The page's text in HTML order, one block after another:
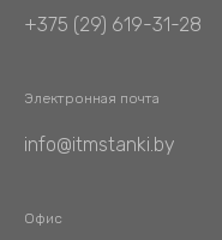
+375 (29) 619-31-28
Электронная почта
info@itmstanki.by
Офис